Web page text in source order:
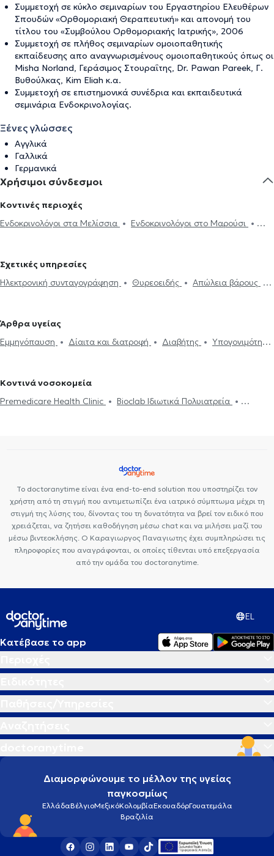
Συμμετοχή σε κύκλο σεμιναρίων του Εργαστηρίου Ελευθέρων
Σπουδών «Ορθομοριακή Θεραπευτική» και απονομή του
τίτλου του «Συμβούλου Ορθομοριακής Ιατρικής», 2006
Συμμετοχή σε πλήθος σεμιναρίων ομοιοπαθητικής
εκπαίδευσης απο αναγνωρισμένους ομοιοπαθητικούς όπως οι
Misha Norland, Γεράσιμος Στουραΐτης, Dr. Pawan Pareek, Γ.
Βυθούλκας, Kim Eliah κ.α.
Συμμετοχή σε επιστημονικά συνέδρια και εκπαιδευτικά
σεμινάρια Ενδοκρινολογίας.
Ξένες γλώσσες
Αγγλικά
Γαλλικά
Γερμανικά
Χρήσιμοι σύνδεσμοι
Κοντινές περιοχές
Ενδοκρινολόγοι στα Μελίσσια
Ενδοκρινολόγοι στο Μαρούσι
Κηφισιά
Ενδοκρινολόγοι στον Χολαργό
Ψυχικό
Ενδοκρινολόγοι στο Νέο Ηράκλειο
Ενδοκρινολόγοι στην
Ενδοκρινολόγοι στην Πανόρμου
Ενδοκρινολόγοι στην Κυψέλη
Μαβίλη
Ενδοκρινολόγοι στου Ζωγράφου
Σχετικές υπηρεσίες
Ηλεκτρονική συνταγογράφηση
Θυρεοειδής
Απώλεια βάρους
Ακρομεγαλία
Διαταραχές περιόδου
Δίαιτα και διατροφή
Παχυσαρκία
Άρθρα υγείας
Εμμηνόπαυση
Δίαιτα και διατροφή Διαβήτης
Υπογονιμότητα
Κοντινά νοσοκομεία
Premedicare Health Clinic
Bioclab Ιδιωτικά Πολυιατρεία
Το doctoranytime είναι ένα end-to-end solution που υποστηρίζει τον
χρήστη από τη στιγμή που αντιμετωπίζει ένα ιατρικό σύμπτωμα μέχρι τη
στιγμή της λύσης του, δίνοντας του τη δυνατότητα να βρεί τον ειδικό που
χρειάζεται, να ζητήσει καθοδήγηση μέσω chat και να μιλήσει μαζί του
μέσω βιντεοκλήσης. Ο Καραγιωργος Παναγιωτης έχει συμπληρώσει τις
πληροφορίες που αναγράφονται, οι οποίες τίθενται υπό επεξεργασία
από την ομάδα του doctoranytime.
EL
Κατέβασε το app
Διαμορφώνουμε το μέλλον της υγείας
παγκοσμίως
ΕλλάδαΒέλγιοΜεξικόΚολομβίαΕκουαδόρΓουατεμάλα
Βραζιλία